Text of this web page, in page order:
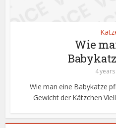
Wie
4
Wie man eine Babykatze
Gewicht der Kätzchen